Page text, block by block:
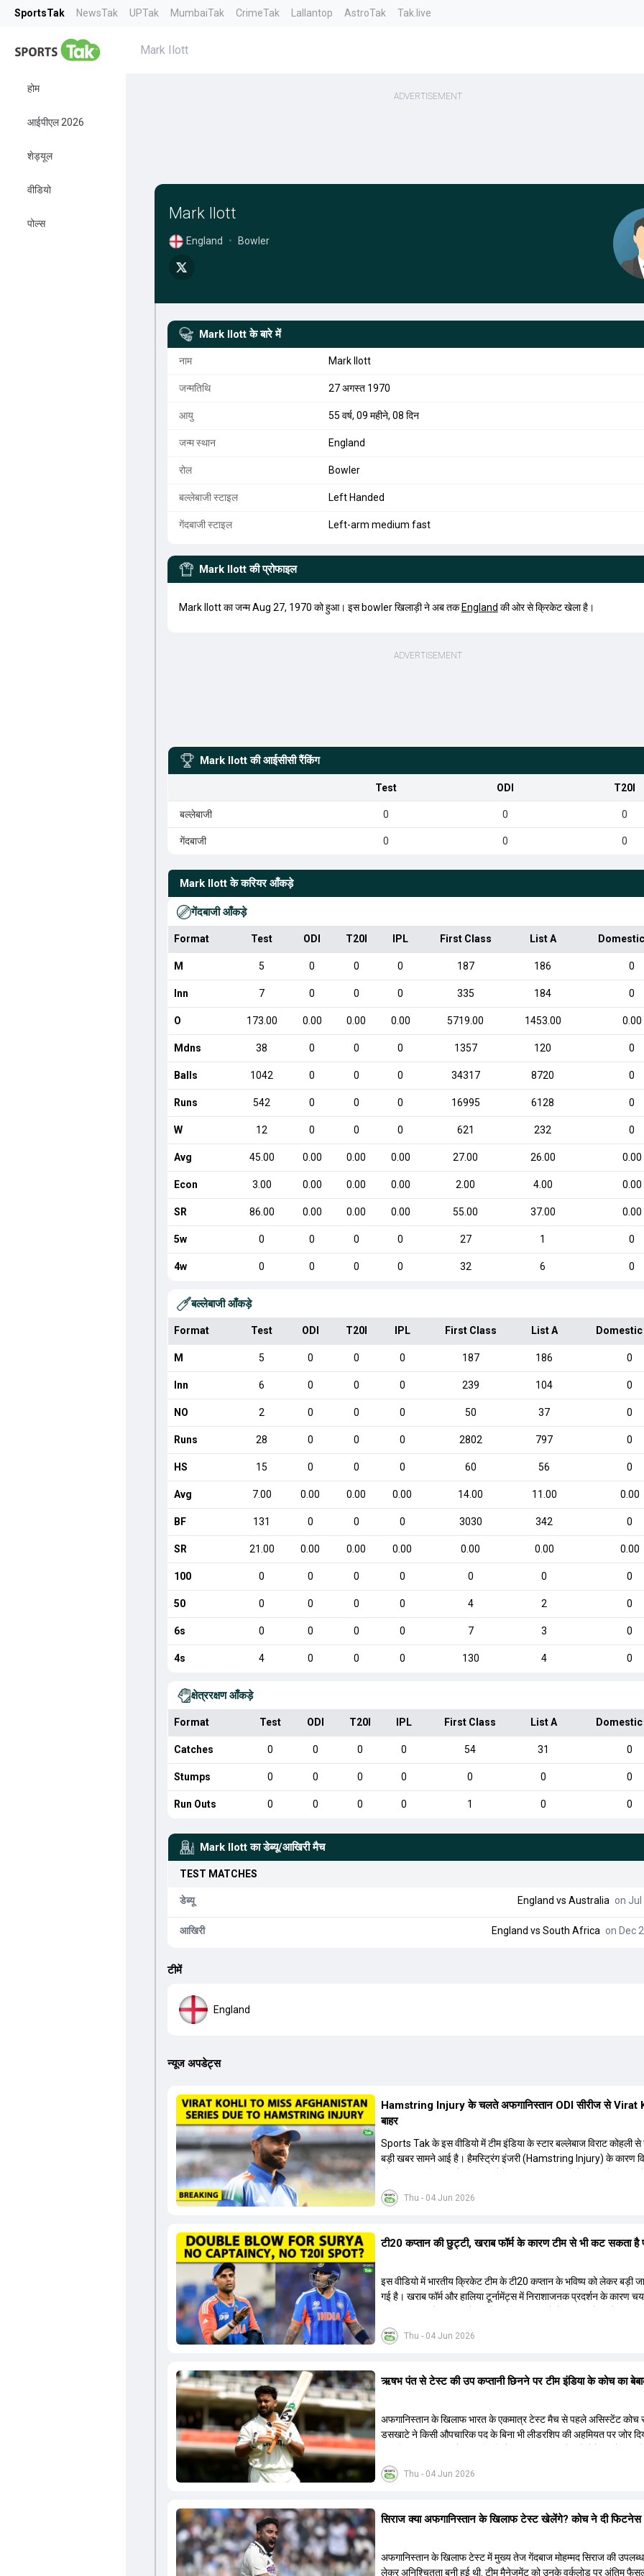
SportsTak NewsTak UPTak MumbaiTak CrimeTak Lallantop AstroTak Tak.live
होम
आईपीएल 2026
शेड्यूल
वीडियो
पोल्स
Mark Ilott
Mark Ilott
England • Bowler
Mark Ilott के बारे में
नाम Mark Ilott
जन्मतिथि 27 अगस्त 1970
आयु 55 वर्ष, 09 महीने, 08 दिन
जन्म स्थान England
रोल Bowler
बल्लेबाजी स्टाइल Left Handed
गेंदबाजी स्टाइल Left-arm medium fast
Mark Ilott की प्रोफाइल
Mark Ilott का जन्म Aug 27, 1970 को हुआ। इस bowler खिलाड़ी ने अब तक England की ओर से क्रिकेट खेला है।
Mark Ilott की आईसीसी रैंकिंग
Test ODI T20I
बल्लेबाजी 0 0 0
गेंदबाजी 0 0 0
Mark Ilott के करियर आँकड़े
गेंदबाजी आँकड़े
Format Test ODI T20I IPL First Class List A
M 5 0 0 0 187 186 0
Inn 7 0 0 0 335 184 0
O 173.00 0.00 0.00 0.00 5719.00 1453.00 0.00
Mdns 38 0 0 0 1357 120 0
Balls 1042 0 0 0 34317 8720 0
Runs 542 0 0 0 16995 6128 0
W 12 0 0 0 621 232 0
Avg 45.00 0.00 0.00 0.00 27.00 26.00 0.00
Econ 3.00 0.00 0.00 0.00 2.00 4.00 0.00
SR 86.00 0.00 0.00 0.00 55.00 37.00 0.00
5w 0 0 0 0 27 1 0
4w 0 0 0 0 32 6 0
बल्लेबाजी आँकड़े
Format Test ODI T20I IPL First Class List A
M 5 0 0 0 187 186 0
Inn 6 0 0 0 239 104 0
NO 2 0 0 0 50 37 0
Runs 28 0 0 0 2802 797 0
HS 15 0 0 0 60 56 0
Avg 7.00 0.00 0.00 0.00 14.00 11.00 0.00
BF 131 0 0 0 3030 342 0
SR 21.00 0.00 0.00 0.00 0.00 0.00 0.00
100 0 0 0 0 0 0 0
50 0 0 0 0 4 2 0
6s 0 0 0 0 7 3 0
4s 4 0 0 0 130 4 0
क्षेत्ररक्षण आँकड़े
Format Test ODI T20I IPL First Class List A
Catches 0 0 0 0 54 31 0
Stumps 0 0 0 0 0 0 0
Run Outs 0 0 0 0 1 0 0
Mark Ilott का डेब्यू/आखिरी मैच
TEST MATCHES
डेब्यू England vs Australia on Jul
आखिरी England vs South Africa on Dec
टीमें
England
न्यूज अपडेट्स
Thu - 04 Jun 2026
Hamstring Injury के चलते अफगानिस्तान ODI सीरीज से Virat
बाहर
Sports Tak के इस वीडियो में टीम इंडिया के स्टार बल्लेबाज विराट कोहली
बड़ी खबर सामने आई है। हैमस्ट्रिंग इंजरी (Hamstring Injury) के कारण
गए हैं। भारत और अफगानिस्तान के बीच इस वनडे सीरीज की शुरुआत 13
एचपीसीए स्टेडियम (HPCA Stadium) में होनी थी। इसके बाद सीरीज के
बहुत बड़ा झटका है। यह वनडे सीरीज 2027 में होने वाले वर्ल्ड कप की
हैमस्ट्रिंग इंजरी से पूरी तरह से उबरने में कितना समय लगेगा और उनकी जगह
खिलाड़ी को शामिल किया जाएगा।
Thu - 04 Jun 2026
टी20 कप्तान की छुट्टी, खराब फॉर्म के कारण टीम से भी कट सकता है
इस वीडियो में भारतीय क्रिकेट टीम के टी20 कप्तान के भविष्य को लेकर बड़ी
गई है। खराब फॉर्म और हालिया टूर्नामेंट्स में निराशाजनक प्रदर्शन के कारण
बीच हुई चर्चा के बाद यह फैसला लिया जा सकता है कि टीम अब एक नए लीडर
बढ़ेगी। रिपोर्ट्स के अनुसार, मौजूदा कप्तान को न सिर्फ उनके पद से हटाया
के कारण कई दिग्गज खिलाड़ियों को कप्तानी और टीम से हाथ धोना पड़ा था।
जिम्मेदारी सौंपी जा सकती है।
Thu - 04 Jun 2026
ऋषभ पंत से टेस्ट की उप कप्तानी छिनने पर टीम इंडिया के कोच का
अफगानिस्तान के खिलाफ भारत के एकमात्र टेस्ट मैच से पहले असिस्टेंट कोच
डसखाटे ने किसी औपचारिक पद के बिना भी लीडरशिप की अहमियत पर जोर
सिराज क्या अफगान‍िस्तान के ख‍िलाफ टेस्ट खेलेंगे? कोच ने दी
अफगान‍िस्तान के ख‍िलाफ टेस्ट में मुख्य तेज गेंदबाज मोहम्मद सिराज की
लेकर अनिश्चितता बनी हुई थी. टीम मैनेजमेंट को उनके वर्कलोड पर अंतिम